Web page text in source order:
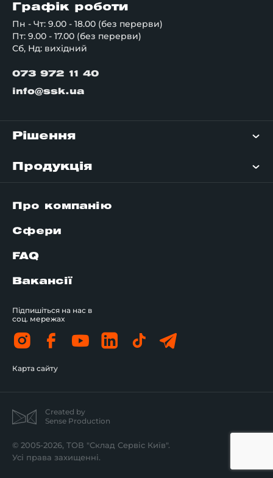
Графік роботи
Пн - Чт: 9.00 - 18.00 (без перерви)
Пт: 9.00 - 17.00 (без перерви)
Сб, Нд: вихідний
073 972 11 40
info@ssk.ua
Рішення
Продукція
Про компанію
Сфери
FAQ
Вакансії
Підпишіться на нас в
соц. мережах
Карта сайту
Created by
Sense Production
© 2005-2026, ТОВ "Склад Сервіс Київ".
Усі права захищенні.